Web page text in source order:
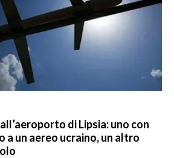
di Lipsia: uno con
a un aereo ucraino, un altro